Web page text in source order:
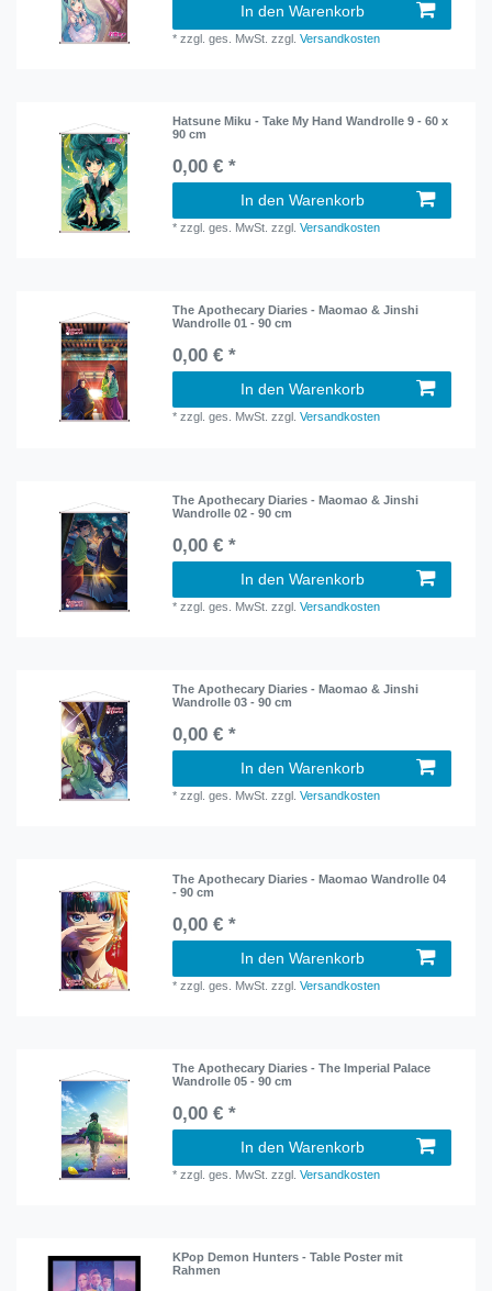
In den Warenkorb
*zzgl. ges. MwSt. zzgl.Versandkosten
Hatsune Miku - Take My Hand Wandrolle 9 - 60 x
90 cm
0,00 € *
In den Warenkorb
*zzgl. ges. MwSt. zzgl.Versandkosten
The Apothecary Diaries - Maomao & Jinshi
Wandrolle 01 - 90 cm
0,00 € *
In den Warenkorb
*zzgl. ges. MwSt. zzgl.Versandkosten
The Apothecary Diaries - Maomao & Jinshi
Wandrolle 02 - 90 cm
0,00 € *
In den Warenkorb
*zzgl. ges. MwSt. zzgl.Versandkosten
The Apothecary Diaries - Maomao & Jinshi
Wandrolle 03 - 90 cm
0,00 € *
In den Warenkorb
*zzgl. ges. MwSt. zzgl.Versandkosten
The Apothecary Diaries - Maomao Wandrolle 04
- 90 cm
0,00 € *
In den Warenkorb
*zzgl. ges. MwSt. zzgl.Versandkosten
The Apothecary Diaries - The Imperial Palace
Wandrolle 05 - 90 cm
0,00 € *
In den Warenkorb
*zzgl. ges. MwSt. zzgl.Versandkosten
KPop Demon Hunters - Table Poster mit
Rahmen